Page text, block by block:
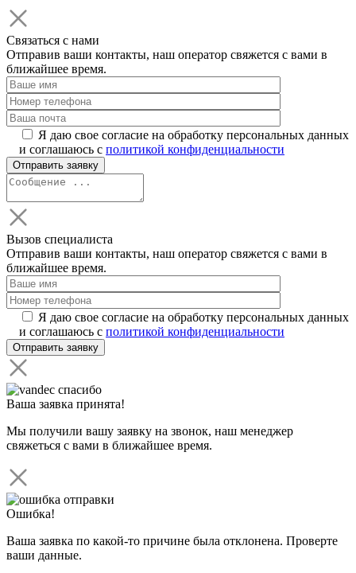
Связаться с нами
Отправив ваши контакты, наш оператор свяжется с вами в
ближайшее время.
Я даю свое согласие на обработку персональных данных
и соглашаюсь с политикой конфиденциальности
Вызов специалиста
Отправив ваши контакты, наш оператор свяжется с вами в
ближайшее время.
Я даю свое согласие на обработку персональных данных
и соглашаюсь с политикой конфиденциальности
Ваша заявка принята!
Мы получили вашу заявку на звонок, наш менеджер
свяжеться с вами в ближайшее время.
Ошибка!
Ваша заявка по какой-то причине была отклонена. Проверте
ваши данные.